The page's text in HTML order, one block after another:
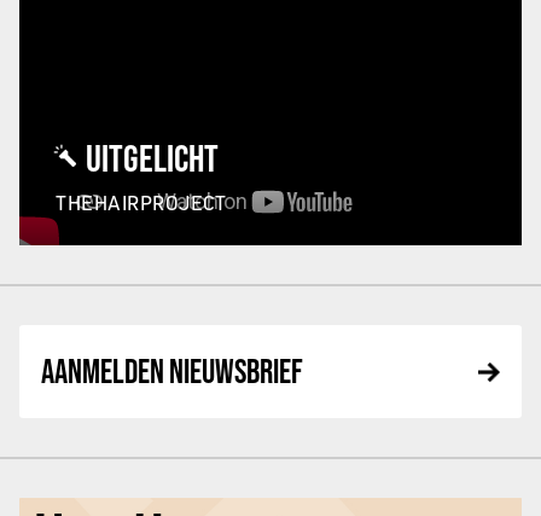
UITGELICHT
THEHAIRPROJECT
AANMELDEN NIEUWSBRIEF